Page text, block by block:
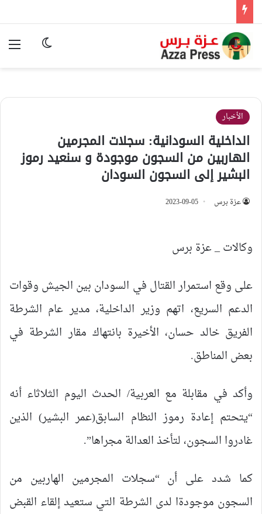
الوضع
الأخبار
الداخلية السودانية: سجلات المجرمين
الهاربين من السجون موجودة و سنعيد رموز
البشير إلى السجون السودان
عزة برس 2023-09-05
وكالات _ عزة برس
على وقع استمرار القتال في السودان بين الجيش وقوات
الدعم السريع، اتهم وزير الداخلية، مدير عام الشرطة
الفريق خالد حسان، الأخيرة بانتهاك مقار الشرطة في
بعض المناطق.
وأكد في مقابلة مع العربية/ الحدث اليوم الثلاثاء أنه
“يتحتم إعادة رموز النظام السابق(عمر البشير) الذين
غادروا السجون، لتأخذ العدالة مجراها”.
كما شدد على أن “سجلات المجرمين الهاربين من
السجون موجودةا لدى الشرطة التي ستعيد إلقاء القبض